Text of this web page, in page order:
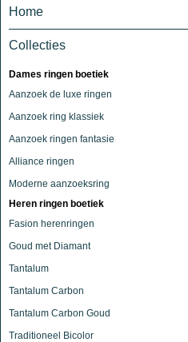
Home
Collecties
Dames ringen boetiek
Aanzoek de luxe ringen
Aanzoek ring klassiek
Aanzoek ringen fantasie
Alliance ringen
Moderne aanzoeksring
Heren ringen boetiek
Fasion herenringen
Goud met Diamant
Tantalum
Tantalum Carbon
Tantalum Carbon Goud
Traditioneel Bicolor